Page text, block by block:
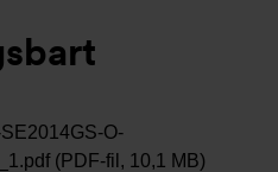
O-
(PDF-fil, 10,1 MB)